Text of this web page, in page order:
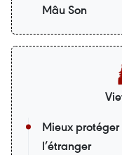
Mâu Son
Mieux
l’étranger